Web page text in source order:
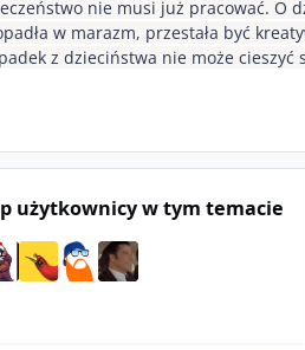
nie musi już pracować.
w marazm, przestała być
z dzieciństwa nie może
użytkownicy w tym temacie